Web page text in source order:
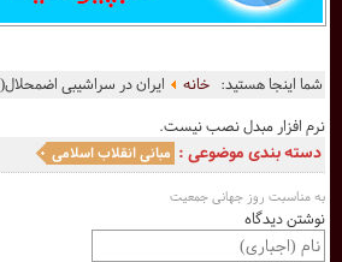
شما اینجا هستید:خانه
ایران در سراشیبی
نرم افزار مبدل نصب نیست.
دسته بندی موضوعی : مبانی انقلاب اسلامی
به مناسبت روز جهانی جمعیت
نوشتن دیدگاه